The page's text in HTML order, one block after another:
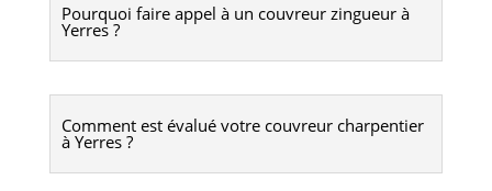
Pourquoi faire appel à un couvreur zingueur à
Yerres ?
Comment est évalué votre couvreur charpentier
à Yerres ?